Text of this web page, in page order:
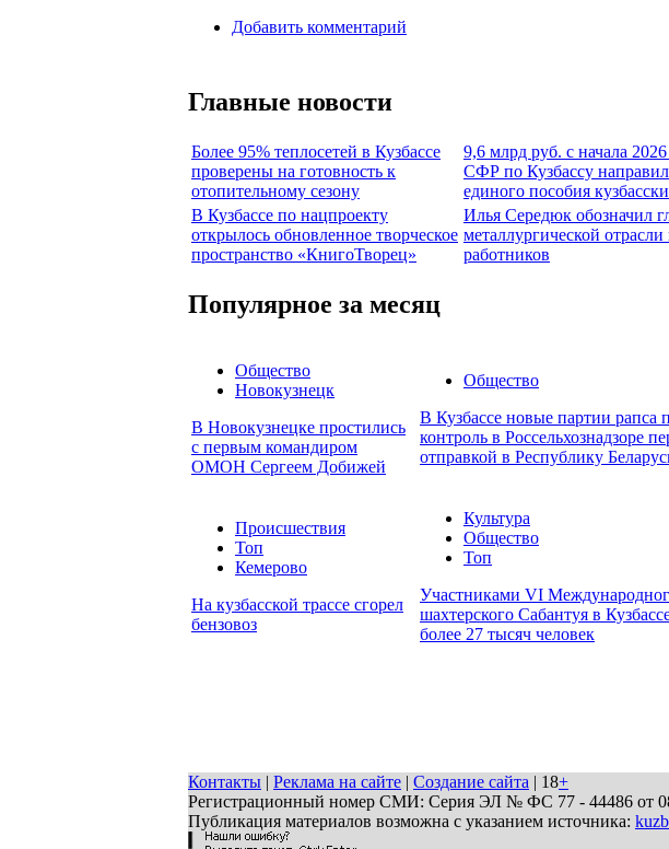
Добавить комментарий
Главные новости
Более 95% теплосетей в Кузбассе
проверены на готовность к
отопительному сезону
9,6 млрд руб. с начала
СФР по Кузбассу
единого пособия
В Кузбассе по нацпроекту
открылось обновленное творческое
пространство «КнигоТворец»
Илья Середюк обозначил
металлургической
работников
Популярное за месяц
Общество
Новокузнецк
В Новокузнецке простились
с первым командиром
ОМОН Сергеем Добижей
Общество
В Кузбассе новые партии рапса
контроль в Россельхознадзоре
отправкой в Республику
Происшествия
Топ
Кемерово
На кузбасской трассе сгорел
бензовоз
Культура
Общество
Топ
Участниками VI
шахтерского Сабантуя в
более 27 тысяч человек
Контакты | Реклама на сайте | Создание сайта | 18+
Регистрационный номер СМИ: Серия ЭЛ № ФС 77 - 44486 от
Публикация материалов возможна с указанием источника: